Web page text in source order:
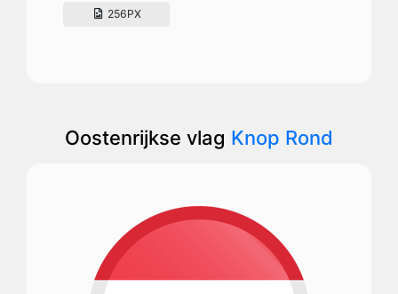
256PX
Oostenrijkse vlag Knop Rond